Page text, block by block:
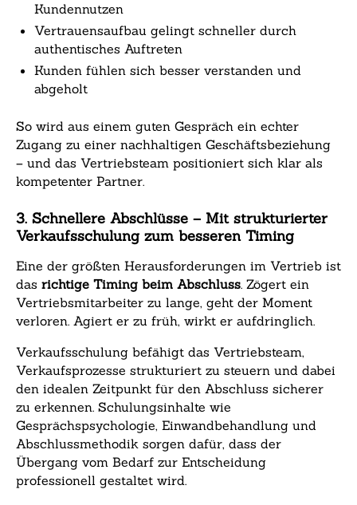
Kundennutzen
Vertrauensaufbau gelingt schneller durch
authentisches Auftreten
Kunden fühlen sich besser verstanden und
abgeholt
So wird aus einem guten Gespräch ein echter
Zugang zu einer nachhaltigen Geschäftsbeziehung
– und das Vertriebsteam positioniert sich klar als
kompetenter Partner.
3. Schnellere Abschlüsse – Mit strukturierter
Verkaufsschulung zum besseren Timing
Eine der größten Herausforderungen im Vertrieb ist
das richtige Timing beim Abschluss. Zögert ein
Vertriebsmitarbeiter zu lange, geht der Moment
verloren. Agiert er zu früh, wirkt er aufdringlich.
Verkaufsschulung befähigt das Vertriebsteam,
Verkaufsprozesse strukturiert zu steuern und dabei
den idealen Zeitpunkt für den Abschluss sicherer
zu erkennen. Schulungsinhalte wie
Gesprächspsychologie, Einwandbehandlung und
Abschlussmethodik sorgen dafür, dass der
Übergang vom Bedarf zur Entscheidung
professionell gestaltet wird.